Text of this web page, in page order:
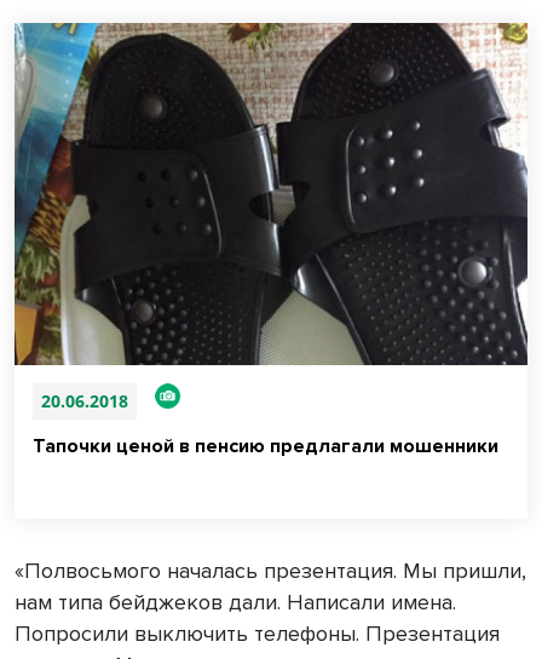
20.06.2018
Тапочки ценой в пенсию предлагали мошенники
«Полвосьмого началась презентация. Мы пришли,
нам типа бейджеков дали. Написали имена.
Попросили выключить телефоны. Презентация